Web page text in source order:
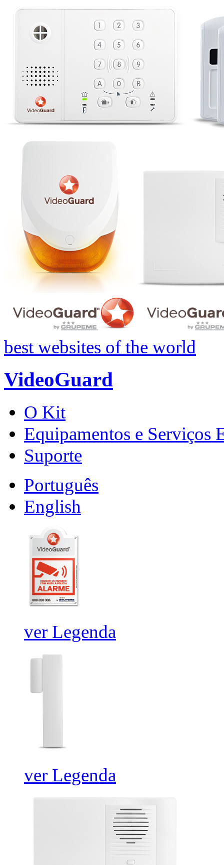
best websites of the world
VideoGuard
O Kit
Equipamentos e Serviços
Suporte
Português
English
ver Legenda
ver Legenda